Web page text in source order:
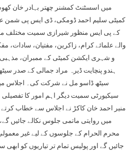
میں اسسٹنٹ کمشنر چھتر بہادر خان
کمیٹی سلیم احمد ڈومکی، ڈی ایس پی شمن
کے پی ایس منظور شیرازی سمیت مختلف
والے علمائے کرام، زاکرین، مفتیان، سادات،
و شہری ایکشن کمیٹی کے ممبران، مذہبی
ہندو پنچایت ڈیرہ مراد جمالی کے صدر
سیٹھ ڈاسو مل نے شرکت کی۔ اجلاس
سیکیورٹی سمیت دیگر اہم امور کا تفصیلی
منیر احمد خان کاکڑ نے اجلاس سے خطاب کرتے
میں روایتی ماتمی جلوس نکالے جائیں
محرم الحرام کے جلوسوں کے لیے غیر
جائیں گے اور پولیس تمام تر تیاریوں کو